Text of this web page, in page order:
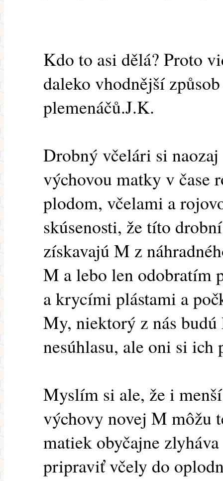
Kdo to asi dělá? Proto
daleko vhodnější
plemenáčů.J.K.
Drobný včelári si
výchovou matky v čase
plodom, včelami a
skúsenosti, že títo
získavajú M z
M a lebo len odobratím
a krycími plástami a
My, niektorý z nás
nesúhlasu, ale oni si ich
Myslím si ale, že i
výchovy novej M môžu
matiek obyčajne
pripraviť včely do